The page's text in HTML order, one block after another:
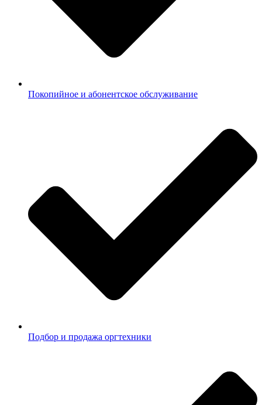
Покопийное и абонентское обслуживание
Подбор и продажа оргтехники